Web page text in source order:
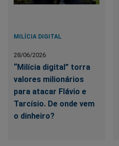
MILÍCIA DIGITAL
28/06/2026
“Milícia digital” torra
valores milionários
para atacar Flávio e
Tarcísio. De onde vem
o dinheiro?